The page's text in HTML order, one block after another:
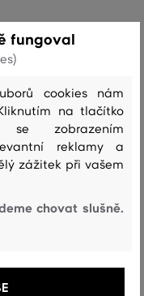
GC-5
fungoval
cookies nám
na tlačítko
se zobrazením
reklamy a
zážitek při vašem
chovat slušně.